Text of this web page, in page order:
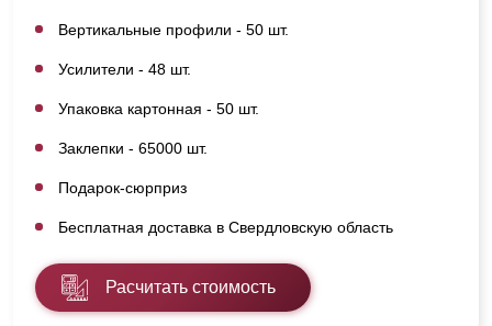
Вертикальные профили - 50 шт.
Усилители - 48 шт.
Упаковка картонная - 50 шт.
Заклепки - 65000 шт.
Подарок-сюрприз
Бесплатная доставка в Свердловскую область
Расчитать стоимость